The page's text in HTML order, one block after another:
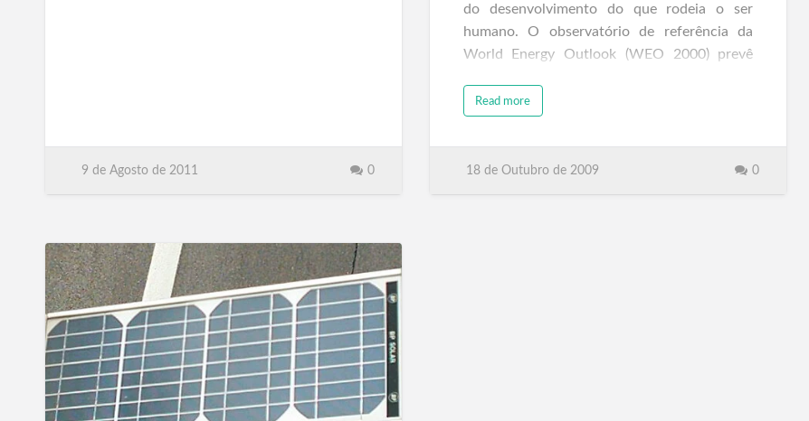
9 de Agosto de 2011 0
do desenvolvimento do que rodeia o ser
humano. O observatório de referência da
World Energy Outlook (WEO 2000) prevê
Renovável crescerá 2,3 % ao ano, ao longo
crescimento médio da necessidade geral de
energia. Para uma escolha acertada de uma
Read more
18 de Outubro de 2009 0